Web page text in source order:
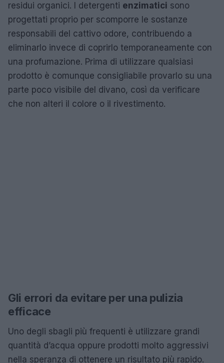
residui organici. I detergenti enzimatici sono
progettati proprio per scomporre le sostanze
responsabili del cattivo odore, contribuendo a
eliminarlo invece di coprirlo temporaneamente con
una profumazione. Prima di utilizzare qualsiasi
prodotto è comunque consigliabile provarlo su una
parte poco visibile del divano, così da verificare
che non alteri il colore o il rivestimento.
Gli errori da evitare per una pulizia
efficace
Uno degli sbagli più frequenti è utilizzare grandi
quantità d’acqua oppure prodotti molto aggressivi
nella speranza di ottenere un risultato più rapido.